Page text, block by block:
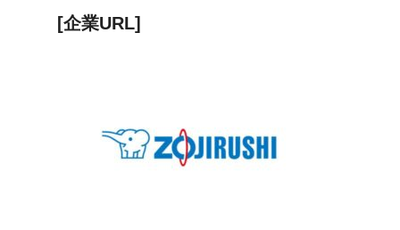
[企業URL]